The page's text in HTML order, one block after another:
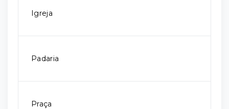
Igreja
Padaria
Praça